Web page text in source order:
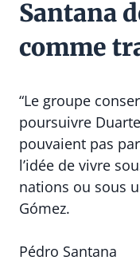
Santana
comme
“Le groupe
poursuivre
pouvaient pas
l’idée de vivre
nations ou sous
Gómez.
Pédro Santana